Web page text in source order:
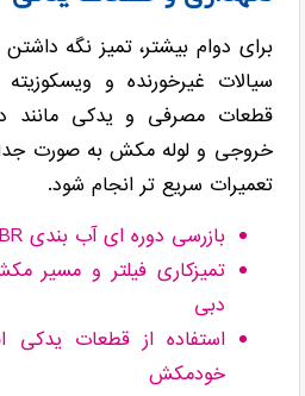
برای دوام بیشتر، تمیز نگه
سیالات غیرخورنده و
خروجی و لوله مکش به صورت
تعمیرات سریع تر انجام شود.
بازرسی دوره ای آب بندی NBR و اتصالات
تمیزکاری فیلتر و مسیر
دبی
استفاده از قطعات یدکی
خودمکش